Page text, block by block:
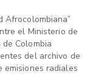
Afrocolombiana”
el Ministerio de
Colombia
del archivo de
emisiones radiales